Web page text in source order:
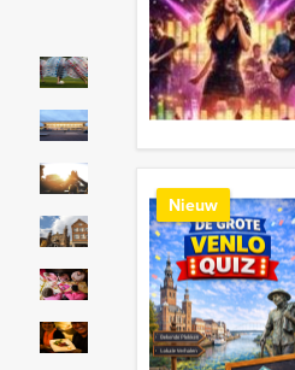
Nieuw